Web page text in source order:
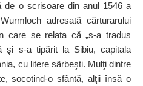
de o scrisoare din anul 1546 a
adresată cărturarului
care se relata că „s‑a tradus
şi s‑a tipărit la Sibiu, capitala
cu litere sârbeşti. Mulţi dintre
socotind‑o sfântă, alţii însă o